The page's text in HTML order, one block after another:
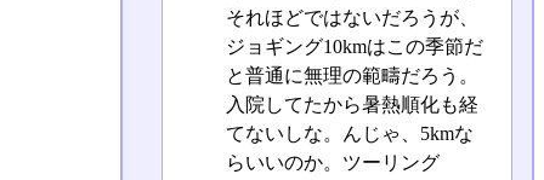
それほどではないだろうが、
ジョギング10kmはこの季節だ
と普通に無理の範疇だろう。
入院してたから暑熱順化も経
てないしな。んじゃ、5kmな
らいいのか。ツーリング